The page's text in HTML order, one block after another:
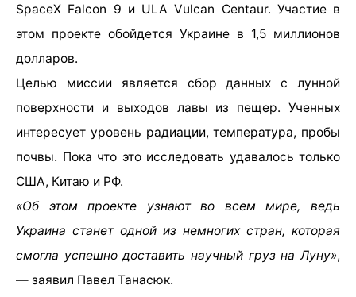
SpaceX Falcon 9 и ULA Vulcan Centaur. Участие в
этом проекте обойдется Украине в 1,5 миллионов
долларов.
Целью миссии является сбор данных с лунной
поверхности и выходов лавы из пещер. Ученных
интересует уровень радиации, температура, пробы
почвы. Пока что это исследовать удавалось только
США, Китаю и РФ.
«Об этом проекте узнают во всем мире, ведь
Украина станет одной из немногих стран, которая
смогла успешно доставить научный груз на Луну»,
— заявил Павел Танасюк.